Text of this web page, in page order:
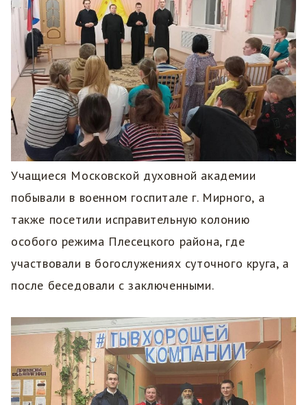
Учащиеся Московской духовной академии
побывали в военном госпитале г. Мирного, а
также посетили исправительную колонию
особого режима Плесецкого района, где
участвовали в богослужениях суточного круга, а
после беседовали с заключенными.